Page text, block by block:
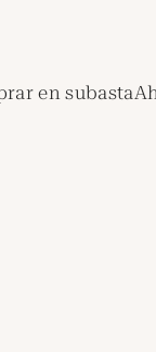
en subasta